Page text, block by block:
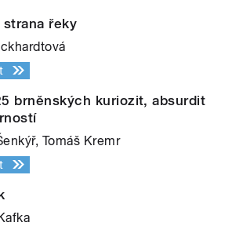
strana řeky
brněnských kuriozit, absurdit
Tomáš Kremr